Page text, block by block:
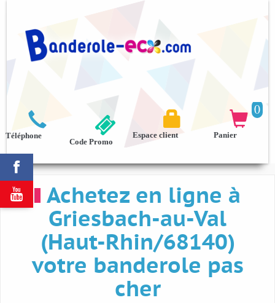



Téléphone
0

Panier

Espace client
Code Promo
Achetez en ligne à
Griesbach-au-Val
(Haut-Rhin/68140)
votre banderole pas
cher